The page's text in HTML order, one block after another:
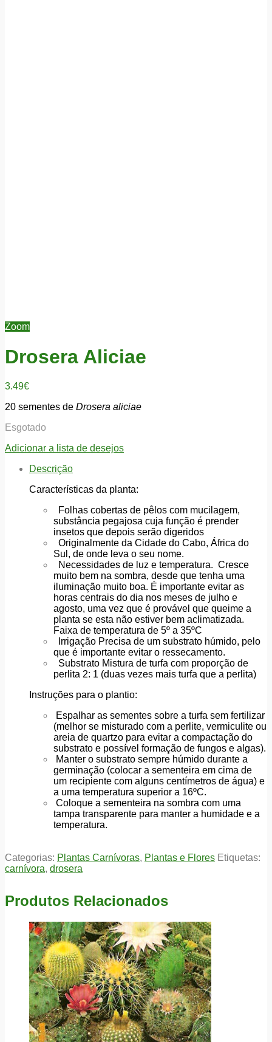
Zoom
Drosera Aliciae
3.49€
20 sementes de Drosera aliciae
Esgotado
Adicionar a lista de desejos
Descrição
Características da planta:
Folhas cobertas de pêlos com mucilagem,
substância pegajosa cuja função é prender
insetos que depois serão digeridos
Originalmente da Cidade do Cabo, África do
Sul, de onde leva o seu nome.
Necessidades de luz e temperatura. Cresce
muito bem na sombra, desde que tenha uma
iluminação muito boa. É importante evitar as
horas centrais do dia nos meses de julho e
agosto, uma vez que é provável que queime a
planta se esta não estiver bem aclimatizada.
Faixa de temperatura de 5º a 35ºC
Irrigação Precisa de um substrato húmido, pelo
que é importante evitar o ressecamento.
Substrato Mistura de turfa com proporção de
perlita 2: 1 (duas vezes mais turfa que a perlita)
Instruções para o plantio:
Espalhar as sementes sobre a turfa sem fertilizar
(melhor se misturado com a perlite, vermiculite ou
areia de quartzo para evitar a compactação do
substrato e possível formação de fungos e algas).
Manter o substrato sempre húmido durante a
germinação (colocar a sementeira em cima de
um recipiente com alguns centímetros de água) e
a uma temperatura superior a 16ºC.
Coloque a sementeira na sombra com uma
tampa transparente para manter a humidade e a
temperatura.
Categorias: Plantas Carnívoras, Plantas e Flores Etiquetas:
carnívora, drosera
Produtos Relacionados